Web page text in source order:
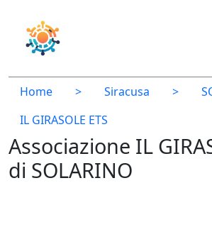
Home > Siracusa >
IL GIRASOLE ETS
Associazione IL
di SOLARINO